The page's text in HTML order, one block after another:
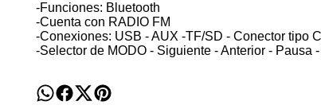
-Funciones: Bluetooth
-Cuenta con RADIO FM
-Conexiones: USB - AUX -TF/SD - Conector tipo C
-Selector de MODO - Siguiente - Anterior - Pausa